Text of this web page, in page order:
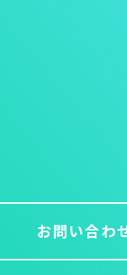
お問い合わ